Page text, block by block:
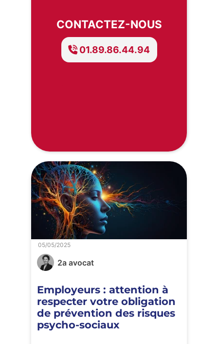
CONTACTEZ-NOUS
01.89.86.44.94
2a avocat
Employeurs : attention à
respecter votre obligation
de prévention des risques
psycho-sociaux
05/05/2025